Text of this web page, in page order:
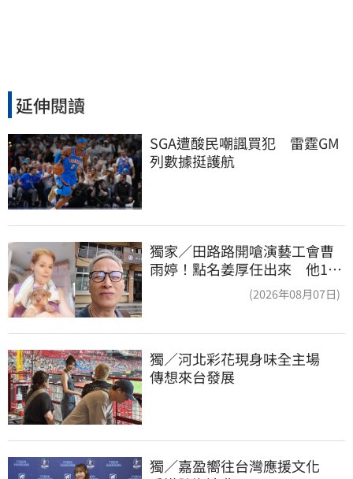
延伸閱讀
SGA遭酸民嘲諷買犯　雷霆GM
列數據挺護航
獨家／田路路開嗆演藝工會曹
雨婷！點名姜厚任出來 他16
(2026年08月07日)
獨／河北彩花現身味全主場
傳想來台發展
獨／嘉盈嚮往台灣應援文化